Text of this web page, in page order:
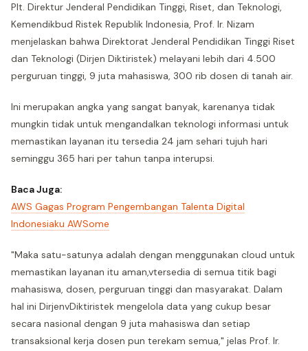
Plt. Direktur Jenderal Pendidikan Tinggi, Riset, dan Teknologi,
Kemendikbud Ristek Republik Indonesia, Prof. Ir. Nizam
menjelaskan bahwa Direktorat Jenderal Pendidikan Tinggi Riset
dan Teknologi (Dirjen Diktiristek) melayani lebih dari 4.500
perguruan tinggi, 9 juta mahasiswa, 300 rib dosen di tanah air.
Ini merupakan angka yang sangat banyak, karenanya tidak
mungkin tidak untuk mengandalkan teknologi informasi untuk
memastikan layanan itu tersedia 24 jam sehari tujuh hari
seminggu 365 hari per tahun tanpa interupsi.
Baca Juga:
AWS Gagas Program Pengembangan Talenta Digital
Indonesiaku AWSome
"Maka satu-satunya adalah dengan menggunakan cloud untuk
memastikan layanan itu aman,vtersedia di semua titik bagi
mahasiswa, dosen, perguruan tinggi dan masyarakat. Dalam
hal ini DirjenvDiktiristek mengelola data yang cukup besar
secara nasional dengan 9 juta mahasiswa dan setiap
transaksional kerja dosen pun terekam semua," jelas Prof. Ir.